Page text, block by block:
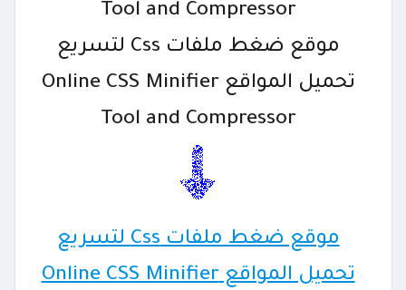
Tool and Compressor
موقع ضغط ملفات Css لتسريع
تحميل المواقع Online CSS Minifier
Tool and Compressor
موقع ضغط ملفات Css لتسريع
تحميل المواقع Online CSS Minifier